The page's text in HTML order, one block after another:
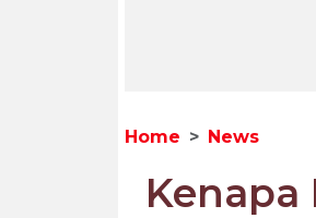
Home News
Kenapa